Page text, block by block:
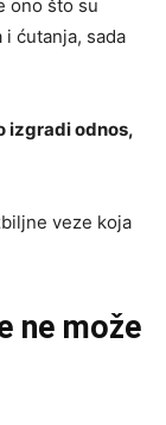
ono što su
ćutanja, sada
izgradi odnos,
veze koja
ne može